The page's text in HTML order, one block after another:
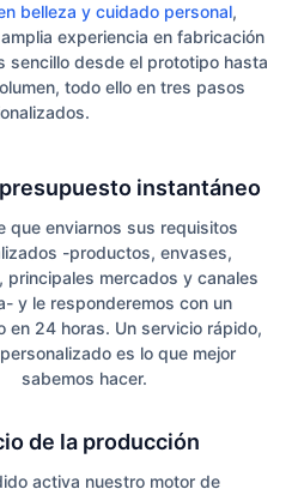
belleza y cuidado personal,
experiencia en fabricación
sencillo desde el prototipo hasta
todo ello en tres pasos
instantáneo
que enviarnos sus requisitos
-productos, envases,
principales mercados y canales
y le responderemos con un
en 24 horas. Un servicio rápido,
es lo que mejor
sabemos hacer.
de la producción
activa nuestro motor de